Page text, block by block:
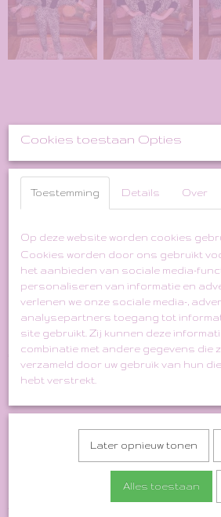
Sage Green /
'80s Jumpsuit
€ 65,00
Niet op voorraad
Material: Viscose
Shoulder to Shoulder: ca. 50 cm
Armpit to Armpit: 60 cm
Cookies toestaan Opties
Toestemming Details Over
Op deze website worden cookies
Cookies worden door ons gebruikt
het aanbieden van sociale media-
personaliseren van informatie en
verlenen we onze sociale media-,
analysepartners toegang tot
site gebruikt. Zij kunnen deze
combinatie met andere gegevens die
verzameld door uw gebruik van hun
hebt verstrekt.
Later opnieuw tonen
Alles toestaan